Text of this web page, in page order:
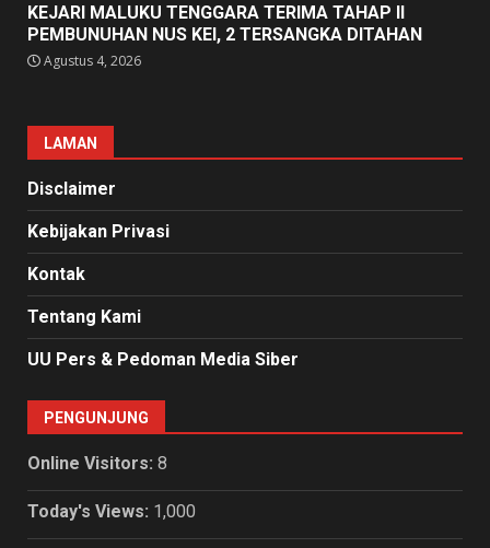
KEJARI MALUKU TENGGARA TERIMA TAHAP II
PEMBUNUHAN NUS KEI, 2 TERSANGKA DITAHAN
Agustus 4, 2026
LAMAN
Disclaimer
Kebijakan Privasi
Kontak
Tentang Kami
UU Pers & Pedoman Media Siber
PENGUNJUNG
Online Visitors: 8
Today's Views: 1,000